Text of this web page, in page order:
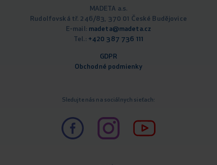
MADETA a.s.
Rudolfovská tř. 246/83, 370 01 České Budějovice
E-mail: madeta@madeta.cz
Tel.: +420 387 736 111
GDPR
Obchodné podmienky
Sledujte nás na sociálnych sieťach: